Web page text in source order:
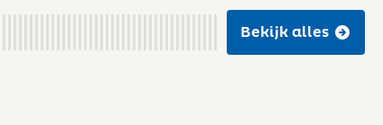
Bekijk alles